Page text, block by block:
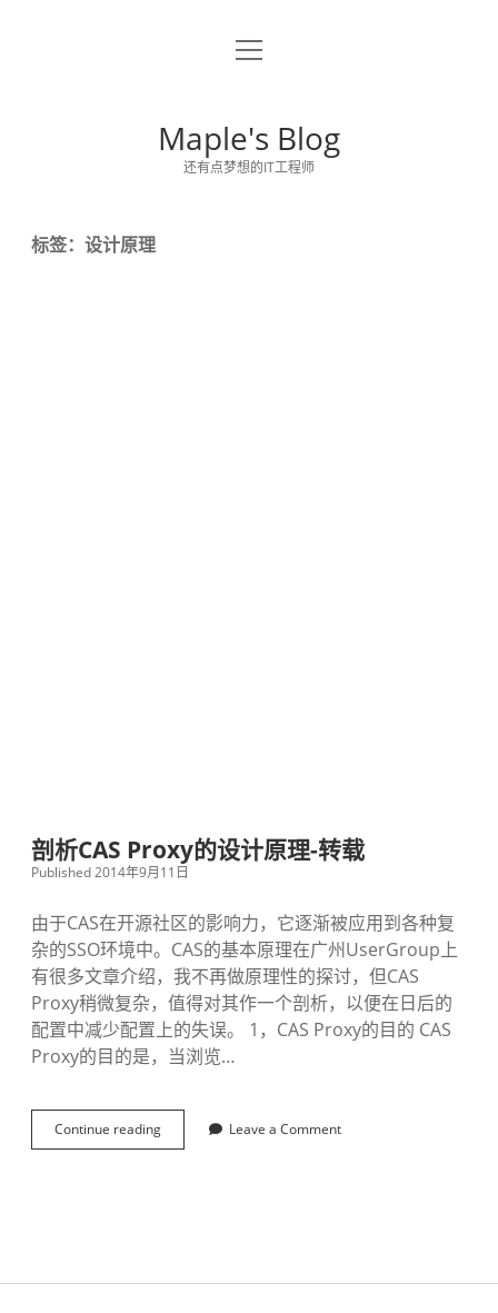
关于博主
o
m
e
n
Maple's Blog
还有点梦想的IT工程师
标签：设计原理
剖析CAS Proxy的设计原理-转载
Published 2014年9月11日
由于CAS在开源社区的影响力，它逐渐被应用到各种复
杂的SSO环境中。CAS的基本原理在广州UserGroup上
有很多文章介绍，我不再做原理性的探讨，但CAS
Proxy稍微复杂，值得对其作一个剖析，以便在日后的
配置中减少配置上的失误。 1，CAS Proxy的目的 CAS
Proxy的目的是，当浏览…
Continue reading
析
x
Leave a Comment